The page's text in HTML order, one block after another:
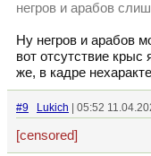
негров и арабов
Ну негров и арабов
вот отсутствие крыс
же, в кадре
#9 Lukich | 05:52
[censored]